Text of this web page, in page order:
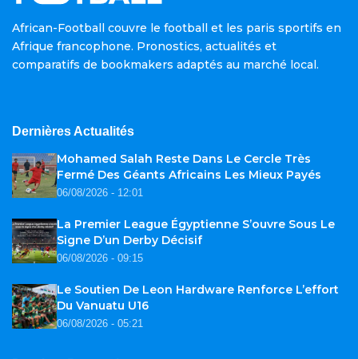
African-Football couvre le football et les paris sportifs en
Afrique francophone. Pronostics, actualités et
comparatifs de bookmakers adaptés au marché local.
Dernières Actualités
Mohamed Salah Reste Dans Le Cercle Très
Fermé Des Géants Africains Les Mieux Payés
06/08/2026 - 12:01
La Premier League Égyptienne S’ouvre Sous Le
Signe D’un Derby Décisif
06/08/2026 - 09:15
Le Soutien De Leon Hardware Renforce L’effort
Du Vanuatu U16
06/08/2026 - 05:21